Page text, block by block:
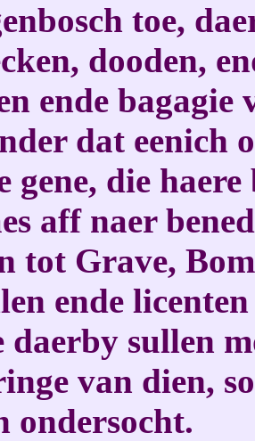
toe,
dooden,
ende bagagie
dat eenich
gene, die
aff naer
tot Grave,
ende
daerby sullen
van dien,
ondersocht.